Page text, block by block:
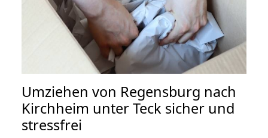
Umziehen von Regensburg nach
Kirchheim unter Teck sicher und
stressfrei